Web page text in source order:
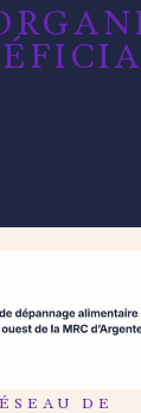
DE